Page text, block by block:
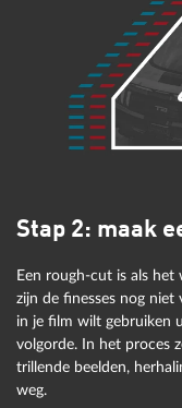
zo goed worden
Wanneer jeMAGIX
storyboardmodus
afzonderlijke
geselecteerd en
Stap 2: maak
Een rough-cut is als het
zijn de finesses nog niet
in je film wilt gebruiken
volgorde. In het proces
trillende beelden,
weg.